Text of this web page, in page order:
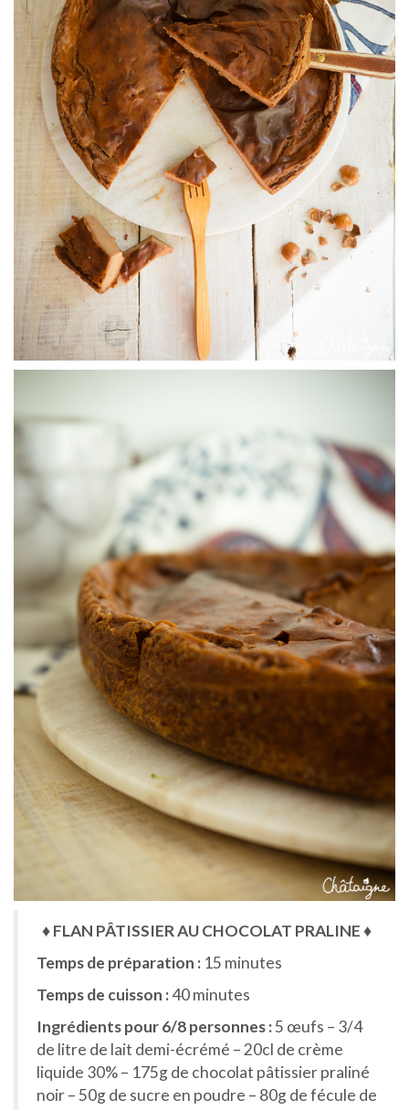
♦ FLAN PÂTISSIER AU CHOCOLAT PRALINE ♦
Temps de préparation : 15 minutes
Temps de cuisson :40 minutes
Ingrédients pour 6/8 personnes :5 œufs – 3/4
de litre de lait demi-écrémé – 20cl de crème
liquide 30% – 175g de chocolat pâtissier praliné
noir – 50g de sucre en poudre – 80g de fécule de